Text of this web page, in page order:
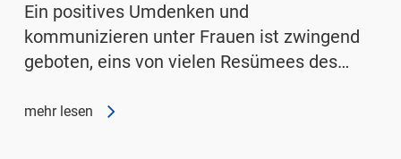
Ein positives Umdenken und
kommunizieren unter Frauen ist zwingend
geboten, eins von vielen Resümees des…
mehr lesen